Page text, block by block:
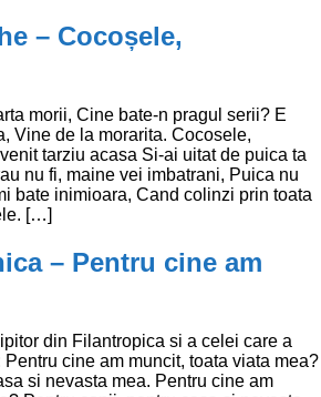
– Cocoșele,
morii, Cine bate-n pragul serii? E
Vine de la morarita. Cocosele,
tarziu acasa Si-ai uitat de puica ta
nu fi, maine vei imbatrani, Puica nu
bate inimioara, Cand colinzi prin toata
[…]
– Pentru cine am
din Filantropica si a celei care a
cine am muncit, toata viata mea?
si nevasta mea. Pentru cine am